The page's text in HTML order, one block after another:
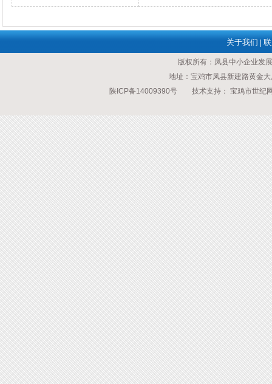
关于我们
版权所有：凤县中小企业
地址：宝鸡市凤县新建路黄
陕ICP备14009390号 技术支持： 宝鸡市世纪